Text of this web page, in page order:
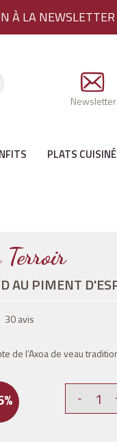
À LA NEWSLETTER
Newsletter
PLATS
Terroir
AU PIMENT
30avis
de l’Axoa de veau